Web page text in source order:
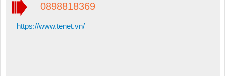
0898818369
https://www.tenet.vn/